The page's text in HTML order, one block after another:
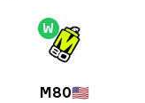
W
M80🇺🇸